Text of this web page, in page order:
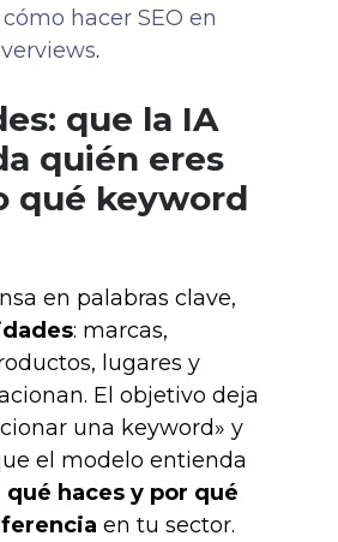
cómo hacer SEO en
.
que la IA
quién eres
qué keyword
en palabras clave,
: marcas,
lugares y
El objetivo deja
una keyword» y
el modelo entienda
haces y por qué
en tu sector.